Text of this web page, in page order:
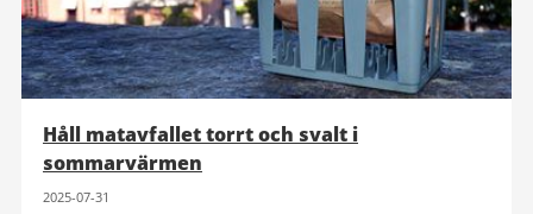
Håll matavfallet torrt och svalt i
sommarvärmen
2025-07-31